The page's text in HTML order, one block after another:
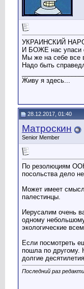
УКРАИНСКИЙ
И БОЖЕ нас упаси
Мы же на себе все
Надо быть
Живу я здесь...
28.12.2017, 01:40
Матроскин
Senior Member
По резолюциям
посольства дело
Может имеет
палестинцы.
Иерусалим очень
одному
экологические
Если посмотреть
пошла по другому.
долгие
Последний раз